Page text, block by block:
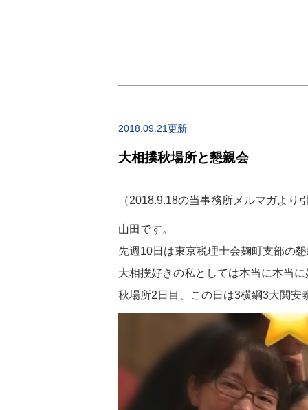
2018.09.21更新
大相撲秋場所と懇親会
（2018.9.18の当事務所メルマガより
山田です。
先週10日は東京税理士会麹町支部の
大相撲好きの私としては本当に本当
秋場所2日目、この日は3横綱3大関安